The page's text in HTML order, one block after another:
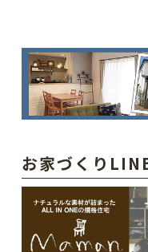
お家づくり